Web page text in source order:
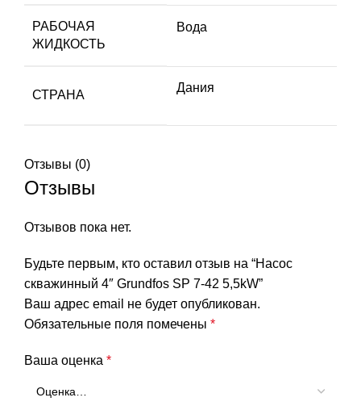
РАБОЧАЯ
ЖИДКОСТЬ
Вода
СТРАНА
Дания
Отзывы (0)
Отзывы
Отзывов пока нет.
Будьте первым, кто оставил отзыв на “Насос
скважинный 4″ Grundfos SP 7-42 5,5kW”
Ваш адрес email не будет опубликован.
Обязательные поля помечены *
Ваша оценка *